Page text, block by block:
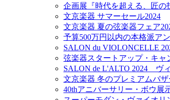
企画展『時代を超える、匠の
文京楽器 サマーセール2024
文京楽器 夏の弦楽器フェア
予算500万円以内の本格派ア
SALON du VIOLONCELLE
弦楽器スタートアップ・キャ
SALON de L'ALTO 2024 ヴ
文京楽器 冬のプレミアムバザ
40thアニバーサリー・ボウ展